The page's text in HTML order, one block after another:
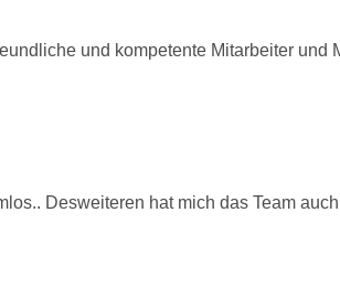
und kompetente Mitarbeiter und
Desweiteren hat mich das Team